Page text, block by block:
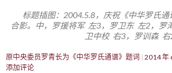
标题插图：2004.5.8，庆祝《中华罗氏
合影。中，罗援将军 左3，罗卫东 左2，罗
卫中校 右3，罗训森
原中央委员罗青长为《中华罗氏通谱》题词 2014 年
添加评论